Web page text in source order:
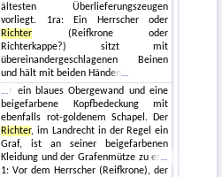
ältesten Überlieferungszeugen
vorliegt. 1ra: Ein Herrscher oder
Richter (Reifkrone oder
Richterkappe?) sitzt mit
übereinandergeschlagenen Beinen
und hält mit beiden Händen
r ein blaues Obergewand und eine
beigefarbene Kopfbedeckung mit
ebenfalls rot-goldenem Schapel. Der
Richter, im Landrecht in der Regel ein
Graf, ist an seiner beigefarbenen
Kleidung und der Grafenmütze zu er
1: Vor dem Herrscher (Reifkrone), der